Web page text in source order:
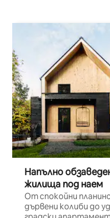
Напълно
жилища под наем
От спокойни
дървени колиби до